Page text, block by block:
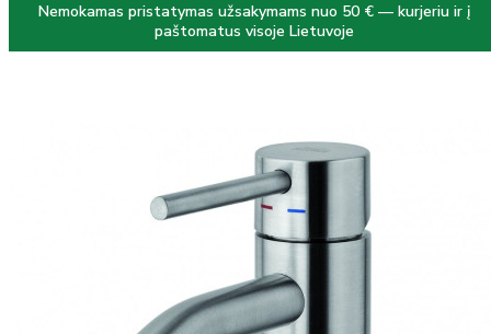
Nemokamas pristatymas užsakymams nuo 50 € — kurjeriu ir į
paštomatus visoje Lietuvoje